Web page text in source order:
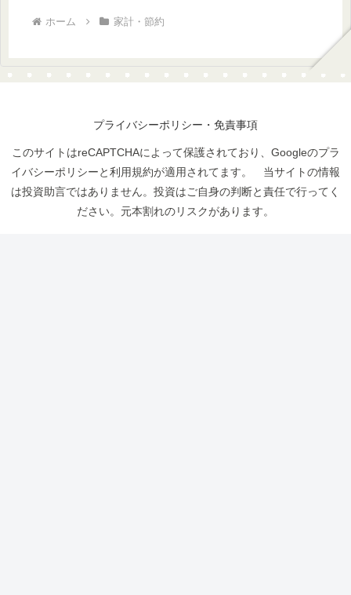
ホーム 家計・節約
プライバシーポリシー・免責事項
このサイトはreCAPTCHAによって保護されており、Googleのプラ
イバシーポリシーと利用規約が適用されてます。 当サイトの情報
は投資助言ではありません。投資はご自身の判断と責任で行ってく
ださい。元本割れのリスクがあります。